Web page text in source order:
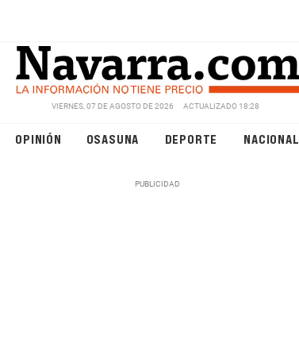
VIERNES, 07 DE AGOSTO DE 2026 ACTUALIZADO 18:28
OPINIÓN OSASUNA DEPORTE NACIONAL